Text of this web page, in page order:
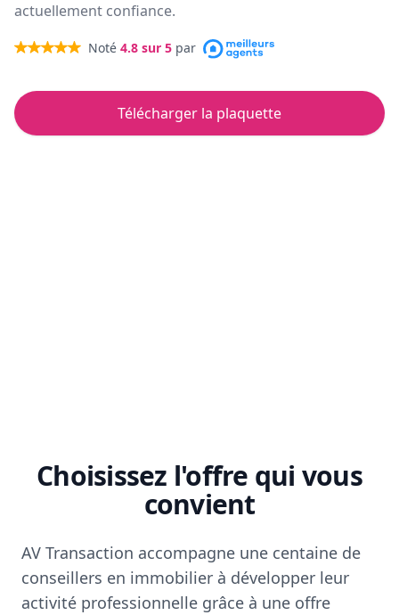
actuellement confiance.
Noté 4.8 sur 5 par
Télécharger la plaquette
Choisissez l'offre qui vous
convient
AV Transaction accompagne une centaine de
conseillers en immobilier à développer leur
activité professionnelle grâce à une offre